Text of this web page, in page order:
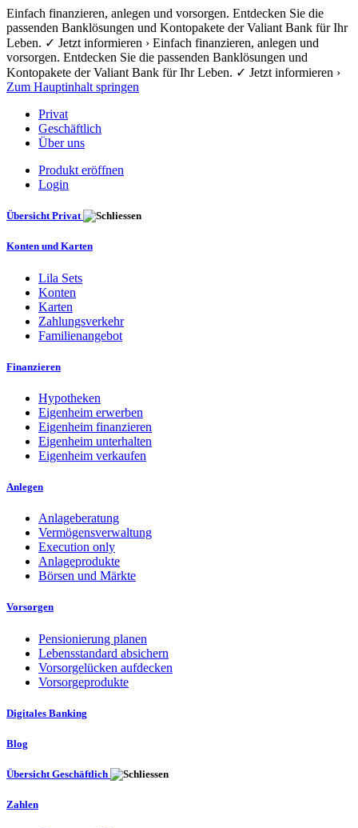
Einfach finanzieren, anlegen und vorsorgen. Entdecken Sie die
passenden Banklösungen und Kontopakete der Valiant Bank für Ihr
Leben. ✓ Jetzt informieren › Einfach finanzieren, anlegen und
vorsorgen. Entdecken Sie die passenden Banklösungen und
Kontopakete der Valiant Bank für Ihr Leben. ✓ Jetzt informieren ›
Zum Hauptinhalt springen
Privat
Geschäftlich
Über uns
Produkt eröffnen
Login
Übersicht Privat
Konten und Karten
Lila Sets
Konten
Karten
Zahlungsverkehr
Familienangebot
Finanzieren
Hypotheken
Eigenheim erwerben
Eigenheim finanzieren
Eigenheim unterhalten
Eigenheim verkaufen
Anlegen
Anlageberatung
Vermögensverwaltung
Execution only
Anlageprodukte
Börsen und Märkte
Vorsorgen
Pensionierung planen
Lebensstandard absichern
Vorsorgelücken aufdecken
Vorsorgeprodukte
Digitales Banking
Blog
Übersicht Geschäftlich
Zahlen